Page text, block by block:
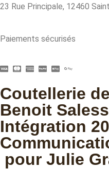
23 Rue Principale, 12460
Paiements sécurisés
Coutellerie
Benoit
Intégration
pour Julie